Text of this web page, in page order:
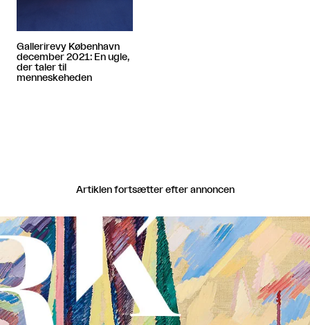
Gallerirevy København
december 2021: En ugle,
der taler til
menneskeheden
Artiklen fortsætter efter annoncen